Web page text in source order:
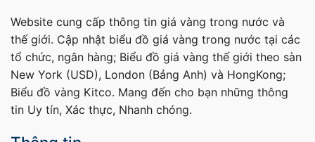
Website cung cấp thông tin giá vàng trong nước và
thế giới. Cập nhật biểu đồ giá vàng trong nước tại các
tổ chức, ngân hàng; Biểu đồ giá vàng thế giới theo sàn
New York (USD), London (Bảng Anh) và HongKong;
Biểu đồ vàng Kitco. Mang đến cho bạn những thông
tin Uy tín, Xác thực, Nhanh chóng.